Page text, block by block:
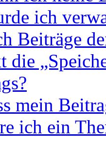
ich
Beiträge
die
mein
ich ein